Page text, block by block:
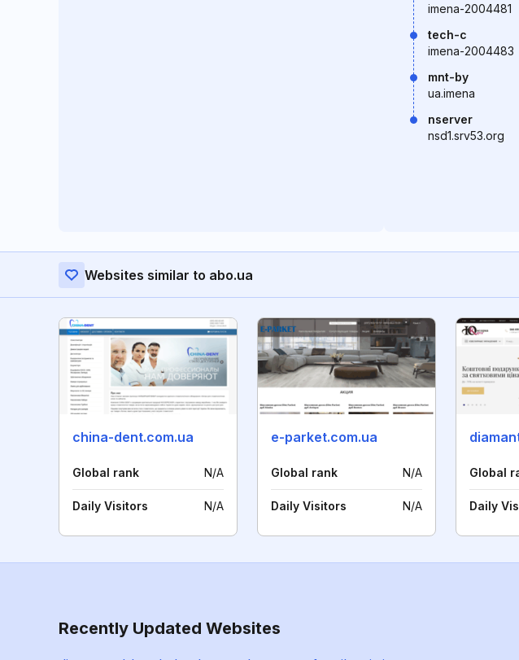
imena-2004481
tech-c
imena-2004483
mnt-by
ua.imena
nserver
nsd1.srv53.org
Websites similar to abo.ua
china-dent.com.ua
Global rank N/A
Daily Visitors N/A
e-parket.com.ua
Global rank N/A
Daily Visitors N/A
Global
Daily
Recently Updated Websites